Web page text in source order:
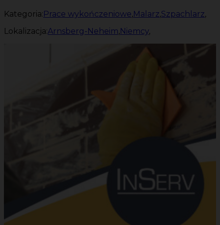
Kategoria: Prace wykończeniowe,Malarz,Szpachlarz,
Lokalizacja:Arnsberg-Neheim,Niemcy,